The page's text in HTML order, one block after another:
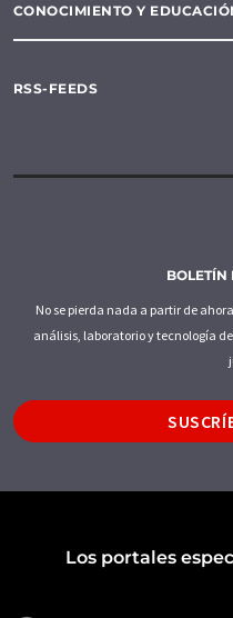
CONOCIMIENTO Y
RSS-FEEDS
BOLETÍN
No se pierda nada a partir de
análisis, laboratorio y tecnología
Los portales